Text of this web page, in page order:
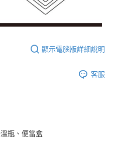
顯示電腦版詳細說明
客服
瓶、便當盒